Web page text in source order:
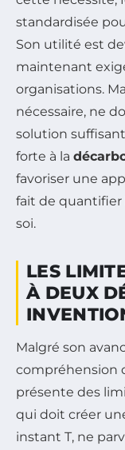
standardisée
Son utilité est
maintenant
organisations.
nécessaire, ne
solution
forte à la
favoriser une
fait de quantifier
soi.
LES
À DEUX
Malgré son
compréhension
présente des
qui doit créer
instant T, ne